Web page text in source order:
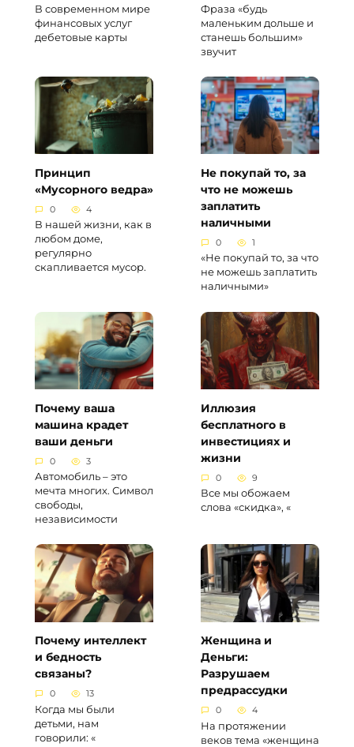
В современном мире
финансовых услуг
дебетовые карты
Фраза «будь
маленьким дольше и
станешь большим»
звучит
Принцип
«Мусорного ведра»
0 4
В нашей жизни, как в
любом доме,
регулярно
скапливается мусор.
Не покупай то, за
что не можешь
заплатить
наличными
0 1
«Не покупай то, за что
не можешь заплатить
наличными»
Почему ваша
машина крадет
ваши деньги
0 3
Автомобиль – это
мечта многих. Символ
свободы,
независимости
Иллюзия
бесплатного в
инвестициях и
жизни
0 9
Все мы обожаем
слова «скидка», «
Почему интеллект
и бедность
связаны?
0 13
Когда мы были
детьми, нам
говорили: «
Женщина и
Деньги:
Разрушаем
предрассудки
0 4
На протяжении
веков тема «женщина